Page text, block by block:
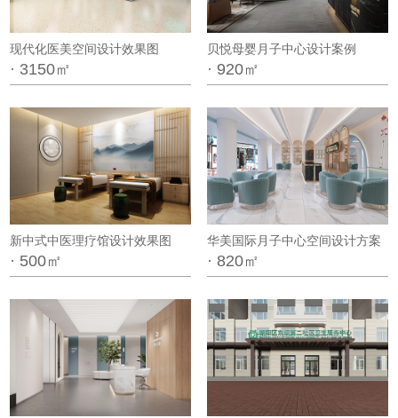
现代化医美空间设计效果图
· 3150㎡
贝悦母婴月子中心设计案例
· 920㎡
新中式中医理疗馆设计效果图
· 500㎡
华美国际月子中心空间设计方案
· 820㎡